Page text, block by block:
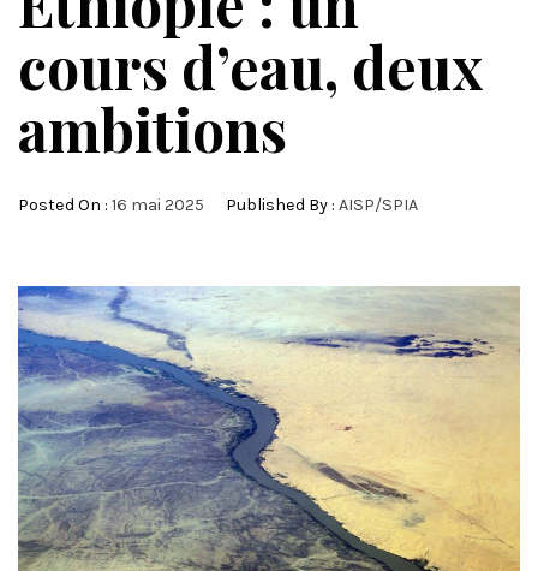
cours d’eau, deux
ambitions
Posted On : 16 mai 2025 Published By : AISP/SPIA